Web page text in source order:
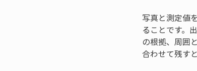
写真と測定値
ることです。
の根拠、周囲
合わせて残す